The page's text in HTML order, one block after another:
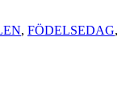
, FÖDELSEDAG,